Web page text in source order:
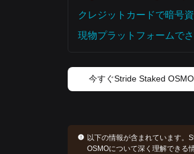
クレジットカードで暗号
現物プラットフォームで
今すぐStride Staked
以下の情報が含まれています。
OSMOについて深く理解できる